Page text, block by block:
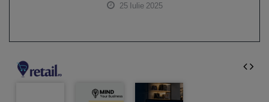
25 Iulie 2025